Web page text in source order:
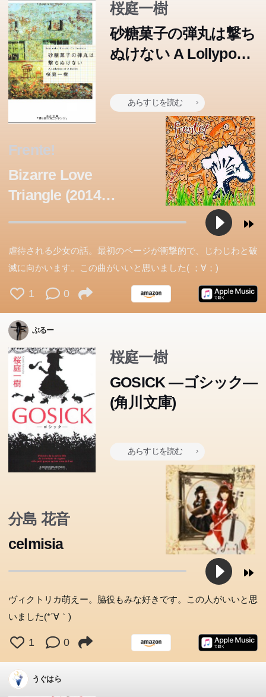
桜庭一樹
砂糖菓子の弾丸は撃ち
ぬけない A Lollypop
あらすじを読む
Frente!
Bizarre Love
Triangle (2014
虐待される少女の話。最初のページが衝撃的で、じわじわと破
滅に向かいます。この曲がいいと思いました( ；∀；)
1 0
ぶるー
桜庭一樹
GOSICK ―ゴシック―
(角川文庫)
あらすじを読む
分島 花音
celmisia
ヴィクトリカ萌えー。脇役もみな好きです。この人がいいと思
いました(*´∀｀)
1 0
うぐはら